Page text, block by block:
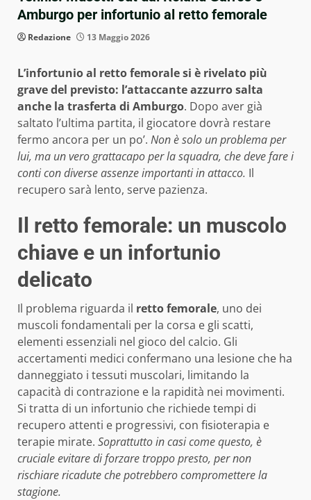
Amburgo per infortunio al retto femorale
Redazione 13 Maggio 2026
L’infortunio al retto femorale si è rivelato più
grave del previsto: l’attaccante azzurro salta
anche la trasferta di Amburgo. Dopo aver già
saltato l’ultima partita, il giocatore dovrà restare
fermo ancora per un po’. Non è solo un problema per
lui, ma un vero grattacapo per la squadra, che deve fare i
conti con diverse assenze importanti in attacco. Il
recupero sarà lento, serve pazienza.
Il retto femorale: un muscolo
chiave e un infortunio
delicato
Il problema riguarda il retto femorale, uno dei
muscoli fondamentali per la corsa e gli scatti,
elementi essenziali nel gioco del calcio. Gli
accertamenti medici confermano una lesione che ha
danneggiato i tessuti muscolari, limitando la
capacità di contrazione e la rapidità nei movimenti.
Si tratta di un infortunio che richiede tempi di
recupero attenti e progressivi, con fisioterapia e
terapie mirate. Soprattutto in casi come questo, è
cruciale evitare di forzare troppo presto, per non
rischiare ricadute che potrebbero compromettere la
stagione.